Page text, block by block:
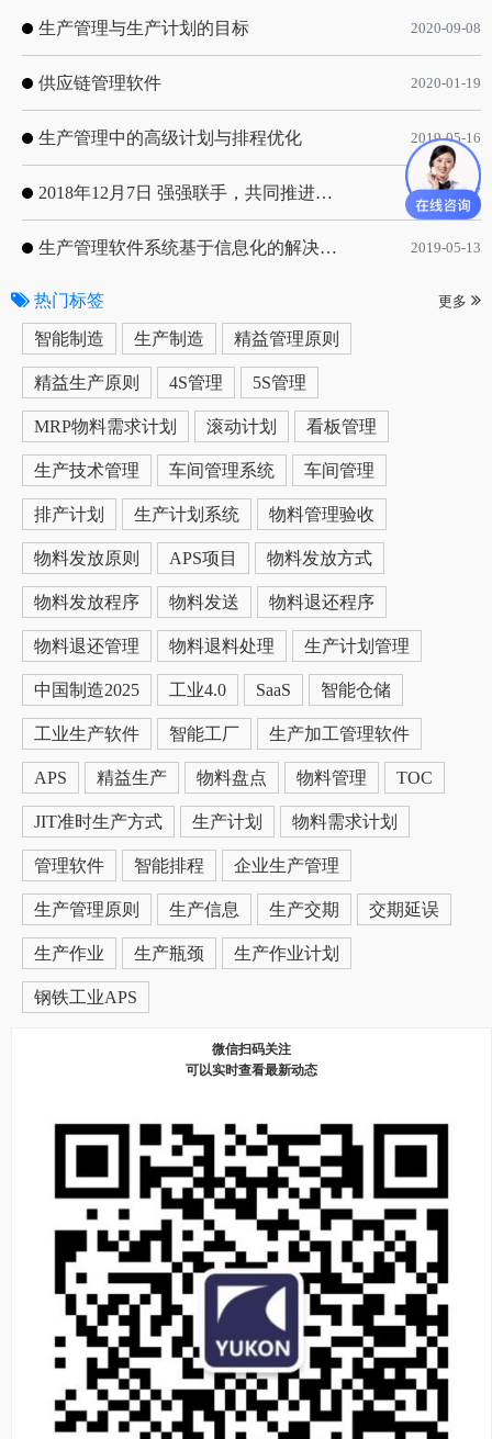
生产管理与生产计划的目标 2020-09-08
供应链管理软件 2020-01-19
生产管理中的高级计划与排程优化 2019-05-16
2018年12月7日 强强联手，共同推进电子器件领域APS应用典范 风华高科生产自动化工业互联网应用项目-APS项目启动会 2018-12-07
生产管理软件系统基于信息化的解决方案 2019-05-13
热门标签 更多
智能制造 生产制造 精益管理原则
精益生产原则 4S管理 5S管理
MRP物料需求计划 滚动计划 看板管理
生产技术管理 车间管理系统 车间管理
排产计划 生产计划系统 物料管理验收
物料发放原则 APS项目 物料发放方式
物料发放程序 物料发送 物料退还程序
物料退还管理 物料退料处理 生产计划管理
中国制造2025 工业4.0 SaaS 智能仓储
工业生产软件 智能工厂 生产加工管理软件
APS 精益生产 物料盘点 物料管理 TOC
JIT准时生产方式 生产计划 物料需求计划
管理软件 智能排程 企业生产管理
生产管理原则 生产信息 生产交期 交期延误
生产作业 生产瓶颈 生产作业计划
钢铁工业APS
微信扫码关注
可以实时查看最新动态